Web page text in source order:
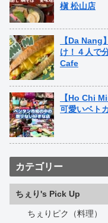
槇 松山店
【Da
け！４人で
Cafe
【Ho Chi
可愛いベト
カテゴリー
ちぇり's Pick Up
ちぇりピク（料理）